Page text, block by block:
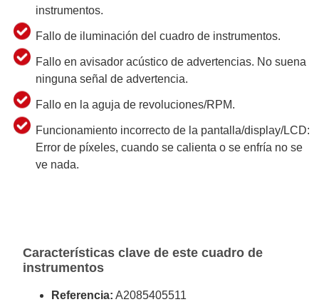
instrumentos.
Fallo de iluminación del cuadro de instrumentos.
Fallo en avisador acústico de advertencias. No suena
ninguna señal de advertencia.
Fallo en la aguja de revoluciones/RPM.
Funcionamiento incorrecto de la pantalla/display/LCD:
Error de píxeles, cuando se calienta o se enfría no se
ve nada.
Características clave de este cuadro de
instrumentos
Referencia: A2085405511